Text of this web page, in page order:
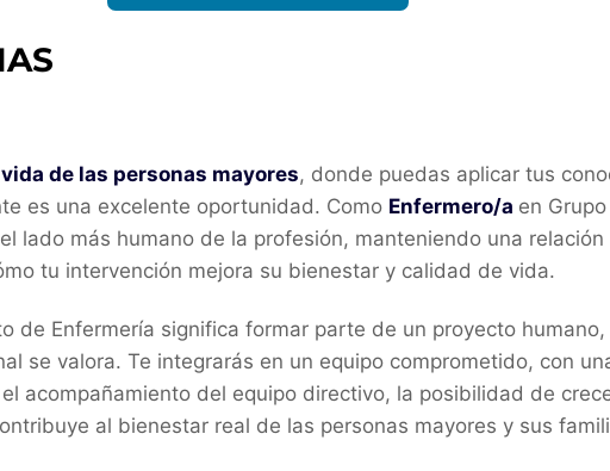
de las personas mayores, donde puedas aplicar tus
es una excelente oportunidad. Como Enfermero/a en
lado más humano de la profesión, manteniendo una
tu intervención mejora su bienestar y calidad de vida.
de Enfermería significa formar parte de un proyecto
se valora. Te integrarás en un equipo comprometido, con
acompañamiento del equipo directivo, la posibilidad de
al bienestar real de las personas mayores y sus